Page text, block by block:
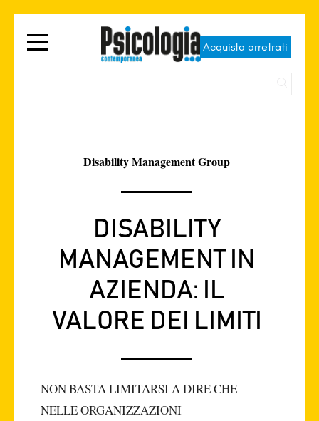
Acquista arretrati
Disability Management Group
DISABILITY
MANAGEMENT IN
AZIENDA: IL
VALORE DEI LIMITI
NON BASTA LIMITARSI A DIRE CHE
NELLE ORGANIZZAZIONI